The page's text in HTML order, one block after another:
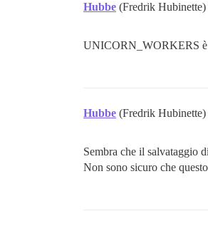
Hubbe (Fredrik Hubinette)
UNICORN_WORKERS è
Hubbe (Fredrik Hubinette)
Sembra che il salvataggio
Non sono sicuro che